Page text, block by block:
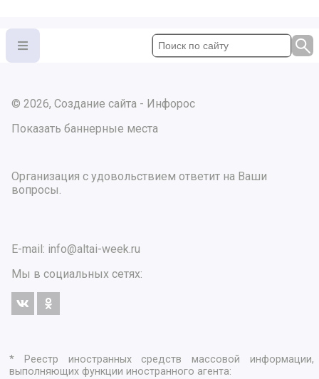
© 2026, Создание сайта - Инфорос
Показать баннерные места
Организация с удовольствием ответит на Ваши
вопросы.
E-mail: info@altai-week.ru
Мы в социальных сетях:
* Реестр иностранных средств массовой информации,
выполняющих функции иностранного агента: